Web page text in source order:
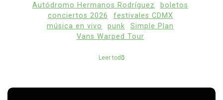
Autódromo Hermanos Rodríguez
boletos
conciertos 2026
festivales CDMX
música en vivo
punk
Simple Plan
Vans Warped Tour
Leer todo